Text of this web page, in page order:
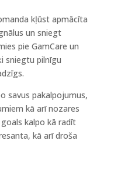
kļūst apmācīta
un sniegt
pie GamCare un
sniegtu pilnīgu
savus pakalpojumus,
kā arī nozares
kalpo kā radīt
kā arī droša